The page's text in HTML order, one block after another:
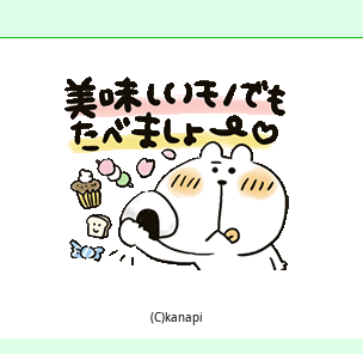
(C)kanapi